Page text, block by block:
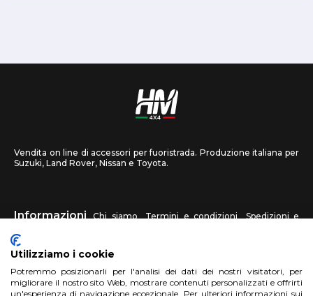
Vendita on line di accessori per fuoristrada. Produzione italiana per
Suzuki, Land Rover, Nissan e Toyota.
Informazioni Chi siamo Termini e condizioni
Spedizioni e
recessi
HM4X4 FAQ Centri assistenza Invia una foto
Utilizziamo i cookie
Potremmo posizionarli per l'analisi dei dati dei nostri visitatori, per
migliorare il nostro sito Web, mostrare contenuti personalizzati e offrirti
un'esperienza di navigazione eccezionale. Per ulteriori informazioni sui